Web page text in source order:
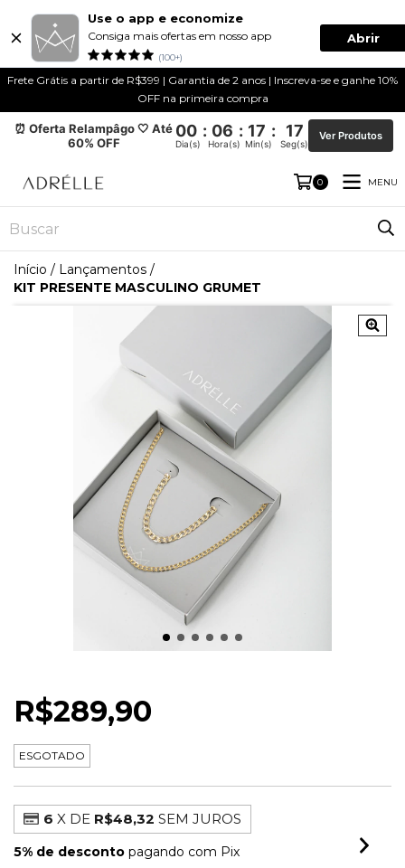
Use o app e economize
Consiga mais ofertas em nosso app
(100+)
Abrir
Frete Grátis a partir de R$399 | Garantia de 2 anos | Inscreva-se e ganhe 10%
OFF na primeira compra
⏰ Oferta Relampâgo 🤍 Até
60% OFF
00 : 06 : 17 : 17
Dia(s) Hora(s) Min(s) Seg(s)
Ver Produtos
0 MENU
Início / Lançamentos /
KIT PRESENTE MASCULINO GRUMET
R$289,90
ESGOTADO
6 X DE R$48,32 SEM JUROS
5% de desconto pagando com Pix